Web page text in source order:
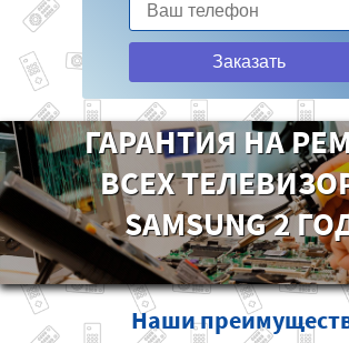
Заказать
ГАРАНТИЯ НА
ВСЕХ
SAMSUNG 2
Наши